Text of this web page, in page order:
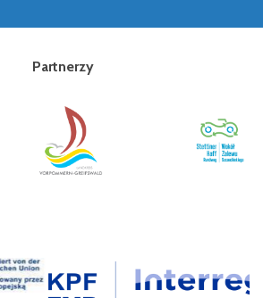
Partnerzy